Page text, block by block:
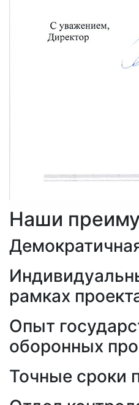
Наши
рамках
Опыт
оборонных
Точные сроки